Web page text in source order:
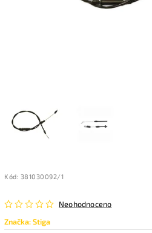
Kód: 381030092/1
Neohodnoceno
Značka:Stiga